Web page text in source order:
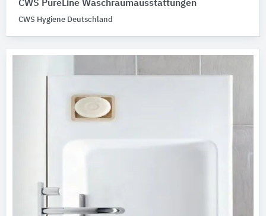
CWS PureLine Waschraumausstattungen
CWS Hygiene Deutschland